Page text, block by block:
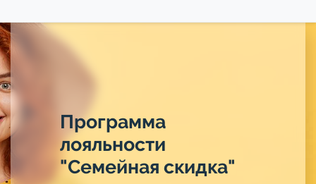
Программа
лояльности
"Семейная скидка"